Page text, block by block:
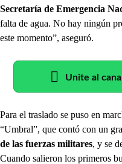
Secretaría de Emergencia
falta de agua. No hay ningún
este momento”, aseguró.
Unite al
Para el traslado se puso en
“Umbral”, que contó con un
de las fuerzas militares, y se
Cuando salieron los primeros